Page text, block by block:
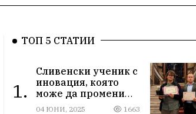
ТОП 5 СТАТИИ
1.
Сливенски ученик с
иновация, която
може да промени
света!
04 ЮНИ, 2025 1663